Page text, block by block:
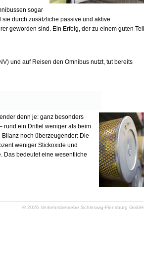
sogar
durch zusätzliche passive und aktive
geworden sind. Ein Erfolg, der zu einem guten Teil
und auf Reisen den Omnibus nutzt, tut bereits
denn je: ganz besonders
rund ein Drittel weniger als beim
noch überzeugender: Die
weniger Stickoxide und
Das bedeutet eine wesentliche
© 2026 Verkehrsbetriebe Schleswig-Flensburg GmbH